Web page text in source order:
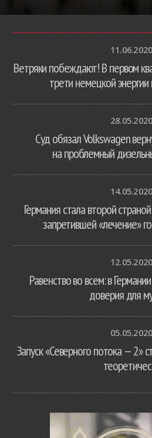
11.06.2020
Ветряки побеждают! В первом
трети немецкой
28.05.2020
Суд обязал Volkswagen
на проблемный
14.05.2020
Германия стала второй
запретившей «лечение»
12.05.2020
Равенство во всем: в
доверия для
05.05.2020
Запуск «Северного потока —